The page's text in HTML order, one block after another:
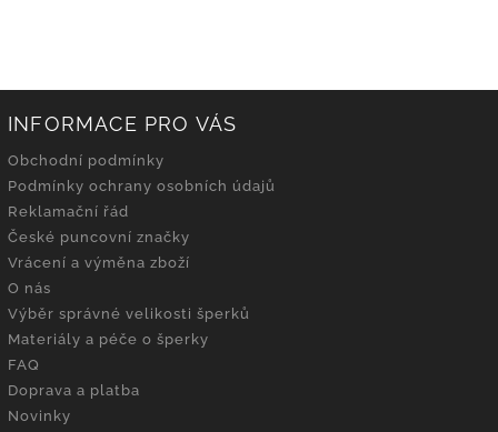
INFORMACE PRO VÁS
Obchodní podmínky
Podmínky ochrany osobních údajů
Reklamační řád
České puncovní značky
Vrácení a výměna zboží
O nás
Výběr správné velikosti šperků
Materiály a péče o šperky
FAQ
Doprava a platba
Novinky